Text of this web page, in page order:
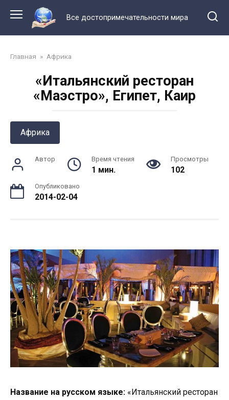
контенту
Все достопримечательности мира
Главная » Африка
«Итальянский ресторан
«Маэстро», Египет, Каир
Африка
Автор Время чтения
1 мин.
Просмотры
102
Опубликовано
2014-02-04
Название на русском языке: «Итальянский ресторан